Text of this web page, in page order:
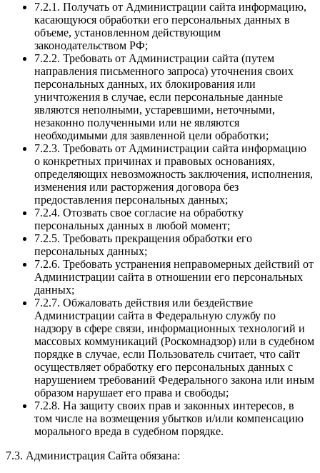
7.2.1. Получать от Администрации сайта информацию,
касающуюся обработки его персональных данных в
объеме, установленном действующим
законодательством РФ;
7.2.2. Требовать от Администрации сайта (путем
направления письменного запроса) уточнения своих
персональных данных, их блокирования или
уничтожения в случае, если персональные данные
являются неполными, устаревшими, неточными,
незаконно полученными или не являются
необходимыми для заявленной цели обработки;
7.2.3. Требовать от Администрации сайта информацию
о конкретных причинах и правовых основаниях,
определяющих невозможность заключения, исполнения,
изменения или расторжения договора без
предоставления персональных данных;
7.2.4. Отозвать свое согласие на обработку
персональных данных в любой момент;
7.2.5. Требовать прекращения обработки его
персональных данных;
7.2.6. Требовать устранения неправомерных действий от
Администрации сайта в отношении его персональных
данных;
7.2.7. Обжаловать действия или бездействие
Администрации сайта в Федеральную службу по
надзору в сфере связи, информационных технологий и
массовых коммуникаций (Роскомнадзор) или в судебном
порядке в случае, если Пользователь считает, что сайт
осуществляет обработку его персональных данных с
нарушением требований Федерального закона или иным
образом нарушает его права и свободы;
7.2.8. На защиту своих прав и законных интересов, в
том числе на возмещения убытков и/или компенсацию
морального вреда в судебном порядке.
7.3. Администрация Сайта обязана: